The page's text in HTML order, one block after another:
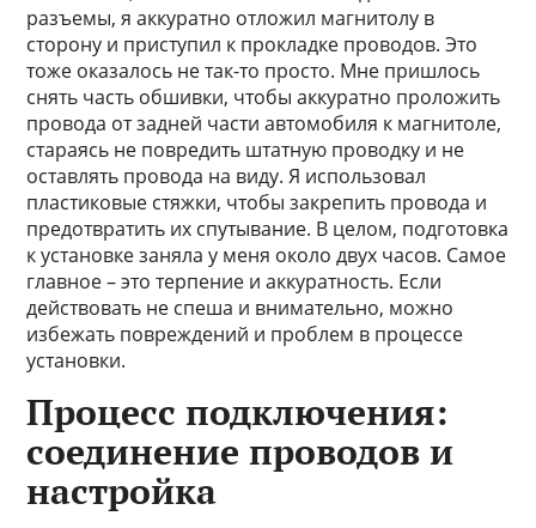
разъемы, я аккуратно отложил магнитолу в
сторону и приступил к прокладке проводов. Это
тоже оказалось не так-то просто. Мне пришлось
снять часть обшивки, чтобы аккуратно проложить
провода от задней части автомобиля к магнитоле,
стараясь не повредить штатную проводку и не
оставлять провода на виду. Я использовал
пластиковые стяжки, чтобы закрепить провода и
предотвратить их спутывание. В целом, подготовка
к установке заняла у меня около двух часов. Самое
главное – это терпение и аккуратность. Если
действовать не спеша и внимательно, можно
избежать повреждений и проблем в процессе
установки.
Процесс подключения:
соединение проводов и
настройка